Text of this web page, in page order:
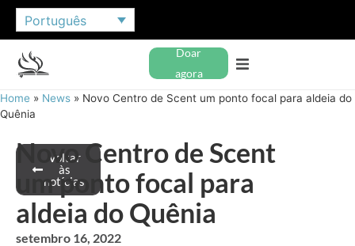
Português
Doar
agora
Home » News » Novo Centro de Scent um ponto focal para aldeia do
Quênia
Voltar
às
notícias
Novo Centro de Scent
um ponto focal para
aldeia do Quênia
setembro 16, 2022